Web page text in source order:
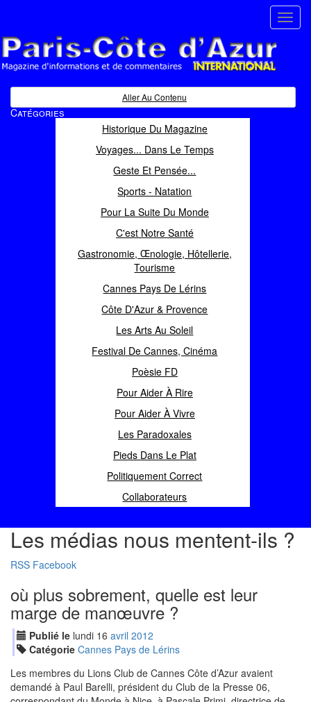
Magazine d'informations et de commentaires
Aller Au Contenu
Catégories
Historique Du Magazine
Voyages... Dans Le Temps
Geste Et Pensée...
Sports - Natation
Pour La Suite Du Monde
C'est Notre Santé
Gastronomie, Œnologie, Hôtellerie,
Tourisme
Cannes Pays De Lérins
Côte D'Azur & Provence
Les Arts Au Soleil
Festival De Cannes, Cinéma
Poèsie FD
Pour Aider À Rire
Pour Aider À Vivre
Les Paradoxales
Pieds Dans Le Plat
Politiquement Correct
Collaborateurs
Les médias nous mentent-ils ?
RSS Facebook
où plus sobrement, quelle est leur
marge de manœuvre ?
Publié le lundi 16 avril 2012
Catégorie Cannes Pays de Lérins
Les membres du Lions Club de Cannes Côte d’Azur avaient
demandé à Paul Barelli, président du Club de la Presse 06,